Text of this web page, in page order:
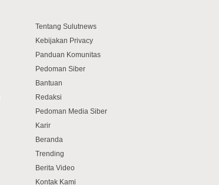
Tentang Sulutnews
Kebijakan Privacy
Panduan Komunitas
Pedoman Siber
Bantuan
Redaksi
Pedoman Media Siber
Karir
Beranda
Trending
Berita Video
Kontak Kami